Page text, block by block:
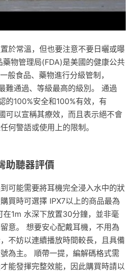
於常溫，但也要注意不要日曬或曝
物管理局(FDA)是美國的健康公共
般食品、藥物進行分級管制，
難通過、等級最高的級別。 通過
的100%安全和100%有效，有
可以宣稱其療效，而且表示絕不會
何警語或使用上的限制。
助聽器評價
可能需要將耳機完全浸入水中的狀
買時可選擇 IPX7以上的商品最為
在1m 水深下放置30分鐘，並非毫
意。 想要安心配戴耳機，不用為
不妨以連續播放時間較長，且具備
為主。 順帶一提，編解碼格式需
能發揮完整效能，因此購買時請以